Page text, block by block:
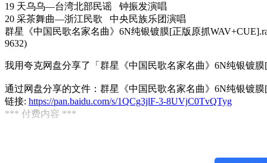
19 天乌乌—台湾北部民谣 钟振发演唱
20 采茶舞曲—浙江民歌 中央民族乐团演唱
群星《中国民歌名家名曲》6N纯银镀膜[正版原抓
9632)
我用夸克网盘分享了「群星《中国民歌名家名曲》6N纯银镀
通过网盘分享的文件：群星《中国民歌名家名曲》6N纯银镀膜
链接: https://pan.baidu.com/s/1QCg3jlF-3-8UVjC0TvQTyg
*** 付费内容 ***